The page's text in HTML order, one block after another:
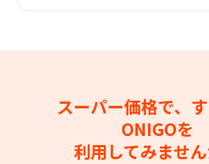
スーパー価格で、
ONIGOを
利用してみませ